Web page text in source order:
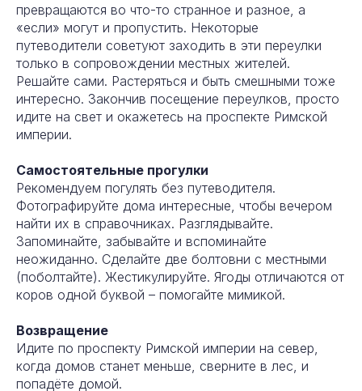
превращаются во что-то странное и разное, а
«если» могут и пропустить. Некоторые
путеводители советуют заходить в эти переулки
только в сопровождении местных жителей.
Решайте сами. Растеряться и быть смешными тоже
интересно. Закончив посещение переулков, просто
идите на свет и окажетесь на проспекте Римской
империи.
Самостоятельные прогулки
Рекомендуем погулять без путеводителя.
Фотографируйте дома интересные, чтобы вечером
найти их в справочниках. Разглядывайте.
Запоминайте, забывайте и вспоминайте
неожиданно. Сделайте две болтовни с местными
(поболтайте). Жестикулируйте. Ягоды отличаются от
коров одной буквой – помогайте мимикой.
Возвращение
Идите по проспекту Римской империи на север,
когда домов станет меньше, сверните в лес, и
попадёте домой.